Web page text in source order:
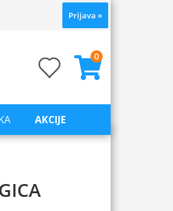
Prijava »
0
AKCIJE